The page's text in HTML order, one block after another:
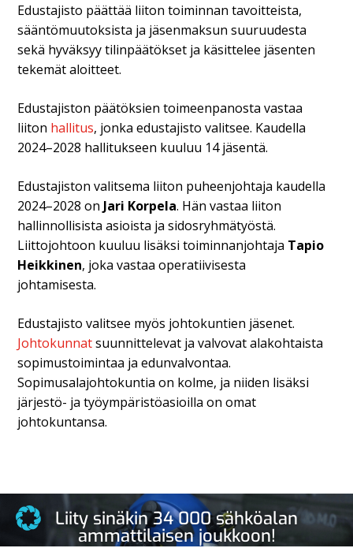
Edustajisto päättää liiton toiminnan tavoitteista,
sääntömuutoksista ja jäsenmaksun suuruudesta
sekä hyväksyy tilinpäätökset ja käsittelee jäsenten
tekemät aloitteet.
Edustajiston päätöksien toimeenpanosta vastaa
liiton hallitus, jonka edustajisto valitsee. Kaudella
2024–2028 hallitukseen kuuluu 14 jäsentä.
Edustajiston valitsema liiton puheenjohtaja kaudella
2024–2028 on Jari Korpela. Hän vastaa liiton
hallinnollisista asioista ja sidosryhmätyöstä.
Liittojohtoon kuuluu lisäksi toiminnanjohtaja Tapio
Heikkinen, joka vastaa operatiivisesta
johtamisesta.
Edustajisto valitsee myös johtokuntien jäsenet.
Johtokunnatsuunnittelevat ja valvovat alakohtaista
sopimustoimintaa ja edunvalvontaa.
Sopimusalajohtokuntia on kolme, ja niiden lisäksi
järjestö- ja työympäristöasioilla on omat
johtokuntansa.
Liity sinäkin 34 000 sähköalan
ammattilaisen joukkoon!